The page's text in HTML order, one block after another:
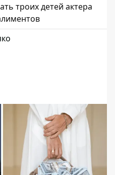
троих детей актера